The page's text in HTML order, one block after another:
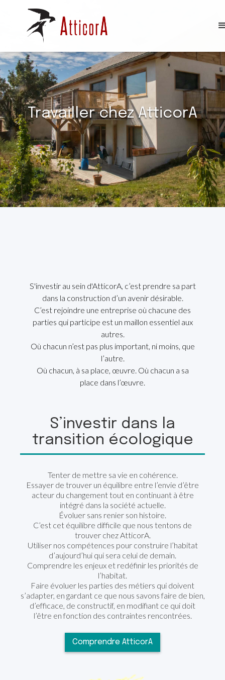
Travailler chez AtticorA
S'investir au sein d'AtticorA, c’est prendre sa part
dans la construction d’un avenir désirable.
C’est rejoindre une entreprise où chacune des
parties qui participe est un maillon essentiel aux
autres.
Où chacun n’est pas plus important, ni moins, que
l’autre.
Où chacun, à sa place, œuvre. Où chacun a sa
place dans l’œuvre.
S’investir dans la
transition écologique
Tenter de mettre sa vie en cohérence.
Essayer de trouver un équilibre entre l’envie d’être
acteur du changement tout en continuant à être
intégré dans la société actuelle.
Évoluer sans renier son histoire.
C’est cet équilibre difficile que nous tentons de
trouver chez AtticorA.
Utiliser nos compétences pour construire l’habitat
d’aujourd’hui qui sera celui de demain.
Comprendre les enjeux et redéfinir les priorités de
l’habitat.
Faire évoluer les parties des métiers qui doivent
s’adapter, en gardant ce que nous savons faire de bien,
d’efficace, de constructif, en modifiant ce qui doit
l’être en fonction des contraintes rencontrées.
Comprendre AtticorA